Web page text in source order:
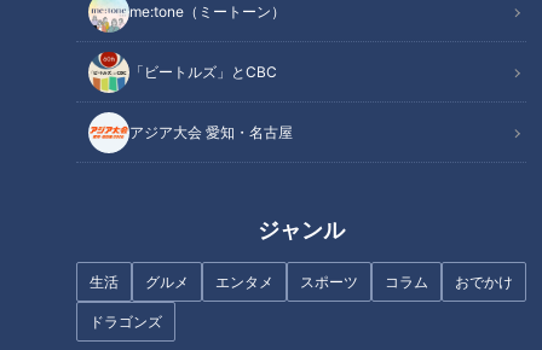
me:tone（ミートーン）
「ビートルズ」とCBC
アジア大会 愛知・名古屋
ジャンル
生活 グルメ エンタメ スポーツ コラム おでかけ
ドラゴンズ
病院のウラ側 人命救う薬剤師
薬剤師のお仕事場に突撃
日本唯一ウミガメ推しの道の駅
ウミガメとゼロ距離体験！
社員の健康増進で業績もアップ